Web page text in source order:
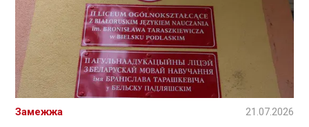
Замежжа 21.07.2026